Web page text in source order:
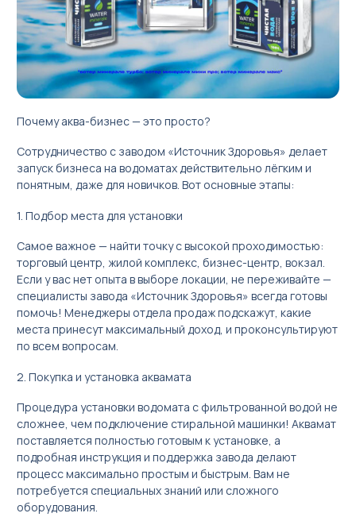
العربية
简体中文
English
Русский
Türkçe
Почему аква-бизнес — это просто?
Сотрудничество с заводом «Источник Здоровья» делает
запуск бизнеса на водоматах действительно лёгким и
понятным, даже для новичков. Вот основные этапы:
1. Подбор места для установки
Самое важное — найти точку с высокой проходимостью:
торговый центр, жилой комплекс, бизнес-центр, вокзал.
Если у вас нет опыта в выборе локации, не переживайте —
специалисты завода «Источник Здоровья» всегда готовы
помочь! Менеджеры отдела продаж подскажут, какие
места принесут максимальный доход, и проконсультируют
по всем вопросам.
2. Покупка и установка аквамата
Процедура установки водомата с фильтрованной водой не
сложнее, чем подключение стиральной машинки! Аквамат
поставляется полностью готовым к установке, а
подробная инструкция и поддержка завода делают
процесс максимально простым и быстрым. Вам не
потребуется специальных знаний или сложного
оборудования.